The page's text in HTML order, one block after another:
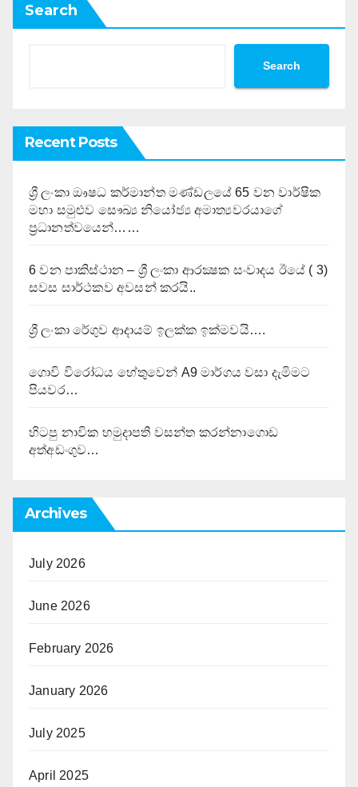
Search
Search
Recent Posts
ශ්‍රී ලංකා ඖෂධ කර්මාන්ත මණ්ඩලයේ 65 වන වාර්ෂික
මහා සමුළුව සෞඛ්‍ය නියෝජ්‍ය අමාත්‍යවරයාගේ
ප්‍රධානත්වයෙන්……
6 වන පාකිස්ථාන – ශ්‍රී ලංකා ආරක්‍ෂක සංවාදය ඊයේ ( 3)
සවස සාර්ථකව අවසන් කරයි..
ශ්‍රී ලංකා රේගුව ආදායම් ඉලක්ක ඉක්මවයි….
ගොවි විරෝධය හේතුවෙන් A9 මාර්ගය වසා දැමිමට
පියවර…
හිටපු නාවික හමුදාපති වසන්ත කරන්නාගොඩ
අත්අඩංගුව…
Archives
July 2026
June 2026
February 2026
January 2026
July 2025
April 2025